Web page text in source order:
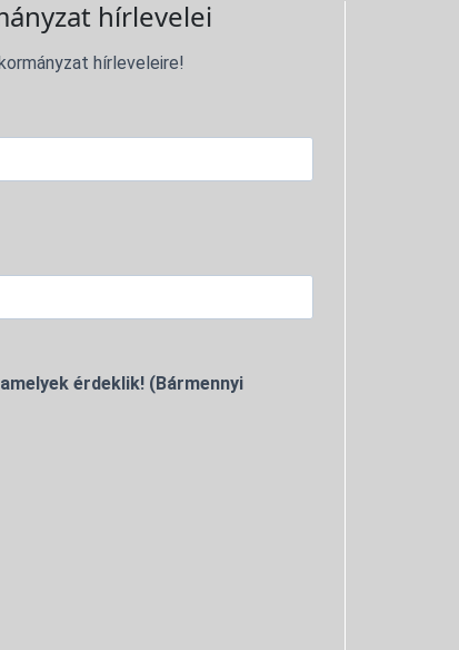
hírlevelei
hírleveleire!
érdeklik! (Bármennyi